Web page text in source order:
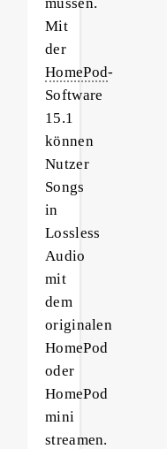
Mit
der
HomePod-
Software
15.1
können
Nutzer
Songs
in
Lossless
Audio
mit
dem
originalen
HomePod
oder
HomePod
mini
streamen.